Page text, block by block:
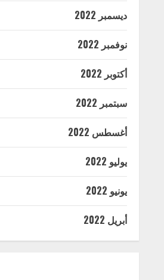
ديسمبر 2022
نوفمبر 2022
أكتوبر 2022
سبتمبر 2022
أغسطس 2022
يوليو 2022
يونيو 2022
أبريل 2022